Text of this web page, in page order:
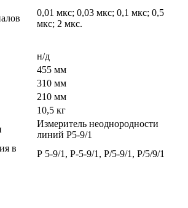
0,01 мкс; 0,03 мкс; 0,1 мкс; 0,5
мкс; 2 мкс.
н/д
455 мм
310 мм
210 мм
10,5 кг
Измеритель неоднородности
линий Р5-9/1
в
Р 5-9/1, Р-5-9/1, Р/5-9/1, Р/5/9/1